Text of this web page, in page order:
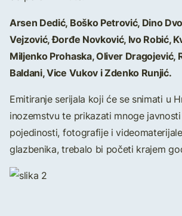
Arsen Dedić, Boško Petrović, Dino
Vejzović, Đorđe Novković, Ivo Robić,
Miljenko Prohaska, Oliver Dragojević,
Baldani, Vice Vukov i Zdenko Runjić.
Emitiranje serijala koji će se snimati u
inozemstvu te prikazati mnoge
pojedinosti, fotografije i
glazbenika, trebalo bi početi krajem